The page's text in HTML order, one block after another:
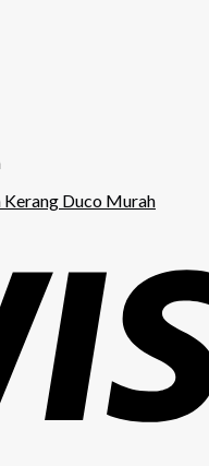
Kerang Duco Murah